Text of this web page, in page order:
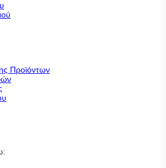
Προϊόντων